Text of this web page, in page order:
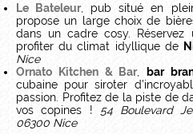
Le Bateleur, pub situé en
propose un large choix de
dans un cadre cosy.
profiter du climat idyllique de
Nice
Ornato Kitchen & Bar, bar
cubaine pour siroter
passion. Profitez de la piste de
vos copines ! 54 Boulevard
06300 Nice